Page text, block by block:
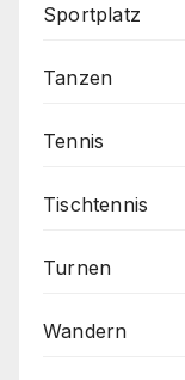
Sportplatz
Tanzen
Tennis
Tischtennis
Turnen
Wandern